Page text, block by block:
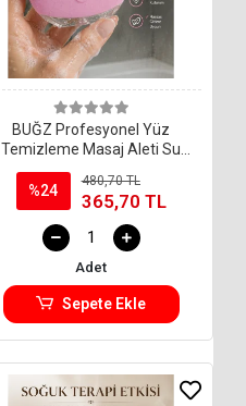
BUĞZ Profesyonel Yüz
Temizleme Masaj Aleti Su
Geçirmez, Kablosuz Şarj
Özellikli Kolay Temizlenebilir
Yeni Nesil
%24
480,70 TL
365,70 TL
Adet
Sepete Ekle